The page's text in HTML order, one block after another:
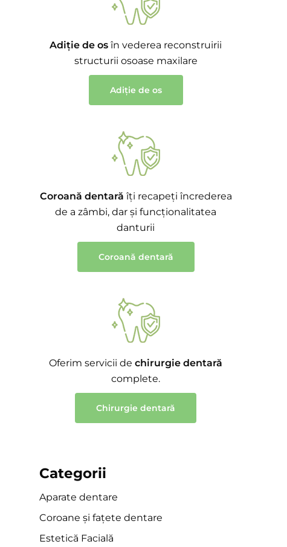
Adiție de os în vederea reconstruirii
structurii osoase maxilare
Adiție de os
Coroană dentară îți recapeți încrederea
de a zâmbi, dar și funcționalitatea
danturii
Coroană dentară
Oferim servicii dechirurgie dentară
complete.
Chirurgie dentară
Categorii
Aparate dentare
Coroane și fațete dentare
Estetică Facială